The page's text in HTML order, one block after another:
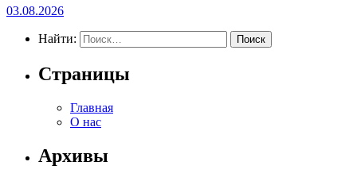
03.08.2026
Найти:
Страницы
Главная
О нас
Архивы